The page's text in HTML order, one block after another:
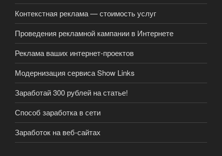
Контекстная реклама — стоимость услуг
Проведения рекламной кампании в Интернете
Реклама ваших интернет-проектов
Модернизация сервиса Show Links
Заработай 300 рублей на статье!
Способ заработка в сети
Заработок на веб-сайтах